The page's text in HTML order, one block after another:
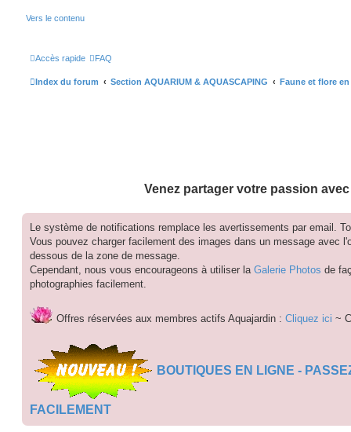
Vers le contenu
Accès rapide FAQ
Index du forum Section AQUARIUM & AQUASCAPING Faune et flore
Venez partager votre passion
Le système de notifications remplace les avertissements par email.
Vous pouvez charger facilement des images dans un message avec
dessous de la zone de message.
Cependant, nous vous encourageons à utiliser la Galerie Photos de
photographies facilement.
Offres réservées aux membres actifs Aquajardin : Cliquez ici ~
BOUTIQUES EN LIGNE -
FACILEMENT